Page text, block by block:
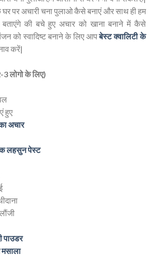
पर अचारी चना पुलाओ कैसे बनाएं और साथ ही हम
की बचे हुए अचार को खाना बनाने में कैसे
को स्वादिष्ट बनाने के लिए आपबेस्ट क्वालिटी के
करें|
लोगो के लिए)
हुए
अचार
लहसुन पेस्ट
पाउडर